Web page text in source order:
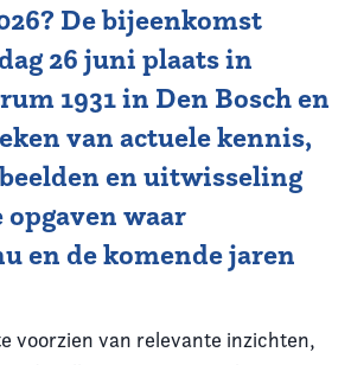
? De bijeenkomst
26 juni plaats in
1931 in Den Bosch en
van actuele kennis,
en uitwisseling
opgaven waar
en de komende jaren
voorzien van relevante inzichten,